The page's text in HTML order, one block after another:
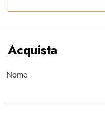
Acquista
Nome